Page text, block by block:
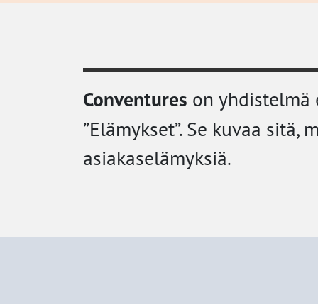
Conventures on yhdistelmä
”Elämykset”. Se kuvaa
asiakaselämyksiä.